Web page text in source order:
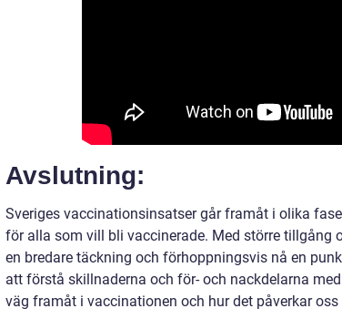
Avslutning:
Sveriges vaccinationsinsatser går framåt i olika
för alla som vill bli vaccinerade. Med större
en bredare täckning och förhoppningsvis nå en
att förstå skillnaderna och för- och nackdelarna
väg framåt i vaccinationen och hur det påverkar